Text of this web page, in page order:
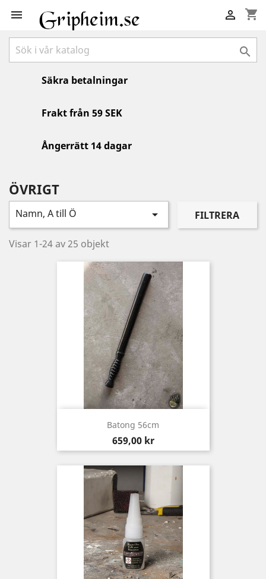
 shopping_cart


Säkra betalningar
Frakt från 59 SEK
Ångerrätt 14 dagar
ÖVRIGT
Namn, A till Ö  FILTRERA
Visar 1-24 av 25 objekt
Batong 56cm
Pris
659,00 kr